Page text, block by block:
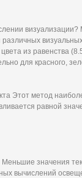
различных
из равенства
для красного,
Этот метод
равной
Меньшие значения
вычислений